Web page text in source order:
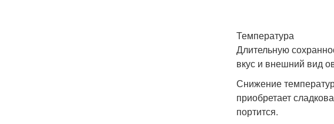
Температура
Длительную
вкус и внешний вид
Снижение
приобретает
портится.